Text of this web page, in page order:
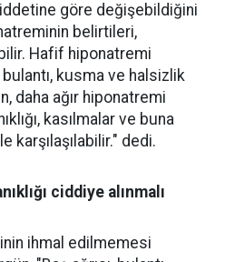
göre değişebildiğini
belirtileri,
Hafif hiponatremi
bulantı, kusma ve halsizlik
daha ağır hiponatremi
kasılmalar ve buna
karşılaşılabilir." dedi.
ciddiye alınmalı
ihmal edilmemesi